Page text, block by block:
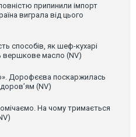
припинили імпорт
виграла від цього
способів, як шеф-кухарі
вершкове масло (NV)
Дорофєєва поскаржилась
(NV)
На чому тримається